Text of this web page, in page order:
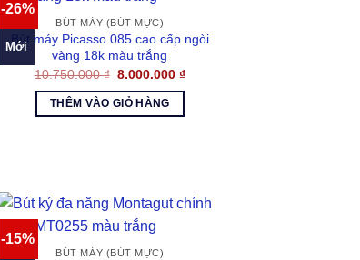
-26%
Mới
BÚT MÁY (BÚT MỰC)
Bút máy Picasso 085 cao cấp ngòi
vàng 18k màu trắng
10.750.000₫ Giá
là:
10.750.000 ₫.
8.000.000₫Giá
THÊM VÀO GIỎ HÀNG
-15%
BÚT MÁY (BÚT MỰC)